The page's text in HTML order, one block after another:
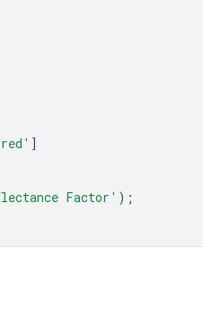
]
Factor' );